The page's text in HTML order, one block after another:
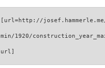
[url=http://
min/1920/
url]